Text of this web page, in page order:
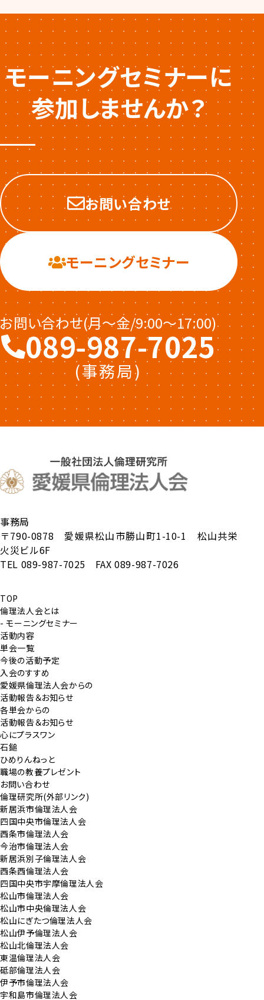
モーニングセミナーに
参加しませんか？
お問い合わせ
モーニングセミナー
お問い合わせ(月〜金/9:00〜17:00)
089-987-7025
(事務局)
事務局
〒790-0878 愛媛県松山市勝山町1-10-1 松山共栄
火災ビル6F
TEL 089-987-7025 FAX 089-987-7026
TOP
倫理法人会とは
- モーニングセミナー
活動内容
単会一覧
今後の活動予定
入会のすすめ
愛媛県倫理法人会からの
活動報告＆お知らせ
各単会からの
活動報告＆お知らせ
心にプラスワン
石鎚
ひめりんねっと
職場の教養プレゼント
お問い合わせ
倫理研究所(外部リンク)
新居浜市倫理法人会
四国中央市倫理法人会
西条市倫理法人会
今治市倫理法人会
新居浜別子倫理法人会
西条西倫理法人会
四国中央市宇摩倫理法人会
松山市倫理法人会
松山市中央倫理法人会
松山にぎたつ倫理法人会
松山伊予倫理法人会
松山北倫理法人会
東温倫理法人会
砥部倫理法人会
伊予市倫理法人会
宇和島市倫理法人会